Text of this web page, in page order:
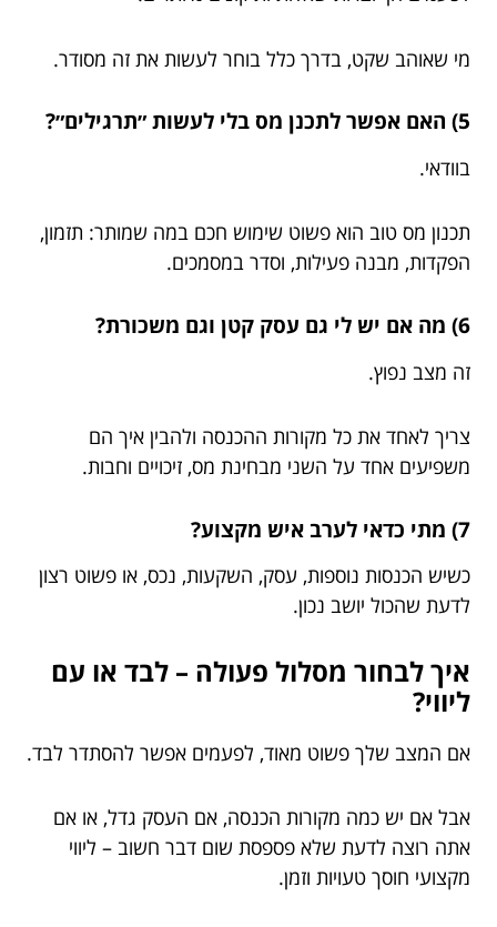
מי שאוהב שקט, בדרך כלל בוחר לעשות את זה מסודר.
5) האם אפשר לתכנן מס בלי לעשות ״תרגילים״?
בוודאי.
תכנון מס טוב הוא פשוט שימוש חכם במה שמותר: תזמון,
הפקדות, מבנה פעילות, וסדר במסמכים.
6) מה אם יש לי גם עסק קטן וגם משכורת?
זה מצב נפוץ.
צריך לאחד את כל מקורות ההכנסה ולהבין איך הם
משפיעים אחד על השני מבחינת מס, זיכויים וחבות.
7) מתי כדאי לערב איש מקצוע?
כשיש הכנסות נוספות, עסק, השקעות, נכס, או פשוט רצון
לדעת שהכול יושב נכון.
איך לבחור מסלול פעולה – לבד או עם
ליווי?
אם המצב שלך פשוט מאוד, לפעמים אפשר להסתדר לבד.
אבל אם יש כמה מקורות הכנסה, אם העסק גדל, או אם
אתה רוצה לדעת שלא פספסת שום דבר חשוב – ליווי
מקצועי חוסך טעויות וזמן.